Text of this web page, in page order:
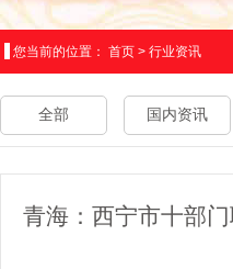
您当前的位置： 首页 > 行业资讯
全部 国内资讯
青海：西宁市十部